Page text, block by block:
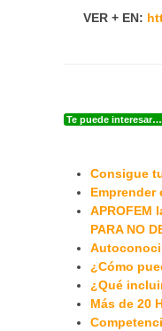
VER + EN:
Te puede
Consigue
APROFEM
PARA NO
¿Cómo
¿Qué
Más de 20